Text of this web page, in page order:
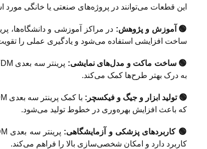
این قطعات می‌توانند در پروژه‌های صنعتی یا خانگی مورد
🟢 آموزش و پژوهش:
ساخت افزایشی استفاده می‌شود و یادگیری عملی را
🟢 ساخت ماکت و مدل‌های نمایشی:
به درک بهتر طرح‌ها کمک می‌کند.
🟢 تولید ابزار و جیگ و فیکسچر:
که باعث افزایش بهره‌وری در خطوط تولید می‌شود.
🟢 کاربردهای پزشکی و آزمایشگاهی:
کاربرد دارد و امکان شخصی‌سازی بالا را فراهم می‌کند.